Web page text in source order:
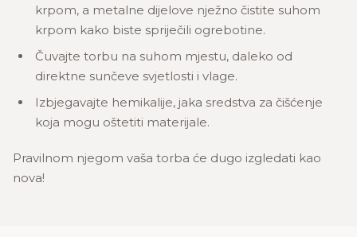
krpom, a metalne dijelove nježno čistite suhom
krpom kako biste spriječili ogrebotine.
Čuvajte torbu na suhom mjestu, daleko od
direktne sunčeve svjetlosti i vlage.
Izbjegavajte hemikalije, jaka sredstva za čišćenje
koja mogu oštetiti materijale.
Pravilnom njegom vaša torba će dugo izgledati kao
nova!